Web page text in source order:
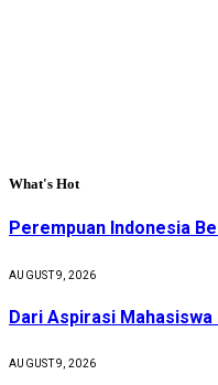
What's Hot
Perempuan Indonesia
AUGUST 9, 2026
Dari Aspirasi
AUGUST 9, 2026